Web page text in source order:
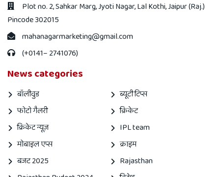
Plot no. 2, Sahkar Marg, Jyoti Nagar, Lal Kothi, Jaipur (Raj.)
Pincode 302015
mahanagarmarketing@gmail.com
(+0141– 2741076)
News categories
बॉलीवुड
ब्यूटी टिप्स
फोटो गैलरी
क्रिकेट
क्रिकेट न्यूज़
IPL team
मोबाइल एप्स
क्राइम
बजट 2025
Rajasthan